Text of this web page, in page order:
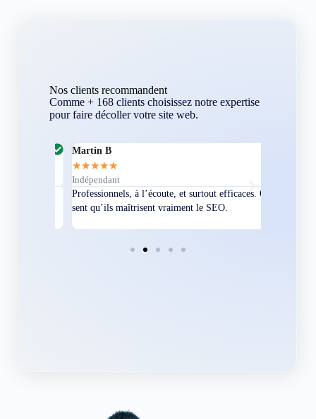
Nos clients recommandent
Comme + 168 clients choisissez notre expertise
pour faire décoller votre site web.
Martin B
★★★★
Indépendant
Professionnels, à l’écoute, et surtout efficaces. On
sent qu’ils maîtrisent vraiment le SEO.